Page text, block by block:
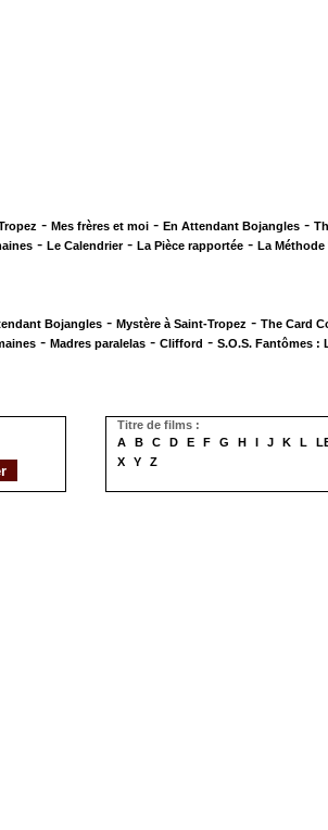
- Mes frères et moi - En Attendant Bojangles -
- Le Calendrier- La Pièce rapportée - La Méthode
Bojangles - Mystère à Saint-Tropez - The Card
- Madres paralelas - Clifford - S.O.S. Fantômes :
Titre de films :
A
B C D E F G H I J K L
X
Y Z